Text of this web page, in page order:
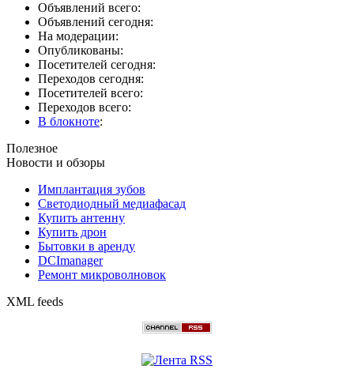
Объявлений всего:
Объявлений сегодня:
На модерации:
Опубликованы:
Посетителей сегодня:
Переходов сегодня:
Посетителей всего:
Переходов всего:
В блокноте:
Полезное
Новости и обзоры
Имплантация зубов
Светодиодный медиафасад
Купить антенну
Купить дрон
Бытовки в аренду
DCImanager
Ремонт микроволновок
XML feeds